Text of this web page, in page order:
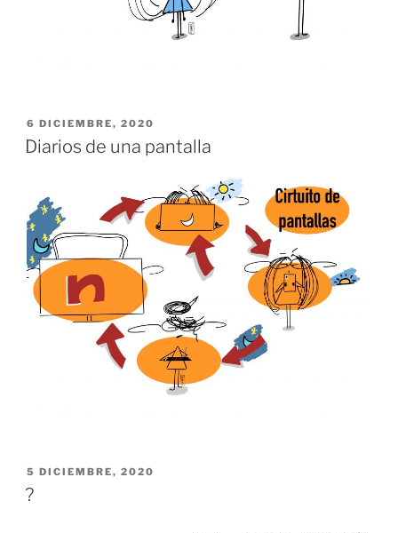
PUBLICADO
EL
6 DICIEMBRE, 2020
Diarios de una pantalla
PUBLICADO
EL
5 DICIEMBRE, 2020
?